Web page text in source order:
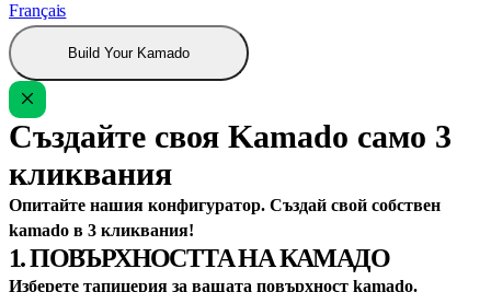
Français
Build Your Kamado
Създайте своя Kamado само 3
кликвания
Опитайте нашия конфигуратор. Създай свой собствен
kamado в 3 кликвания!
1. ПОВЪРХНОСТТА НА КАМАДО
Изберете тапицерия за вашата повърхност kamado.